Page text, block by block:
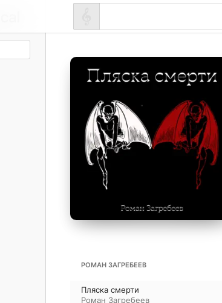
РОМАН ЗАГРЕБЕЕВ
Пляска смерти
Роман Загребеев